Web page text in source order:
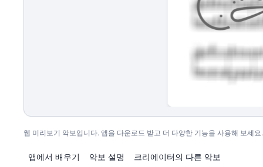
웹 미리보기 악보입니다. 앱을 다운로드 받고 더 다양한 기능을 사용해 보세요.
앱에서 배우기 악보 설명 크리에이터의 다른 악보